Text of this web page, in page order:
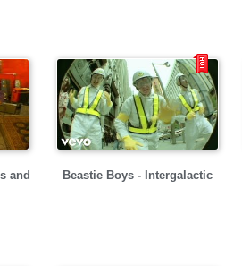
and
Beastie Boys - Intergalactic